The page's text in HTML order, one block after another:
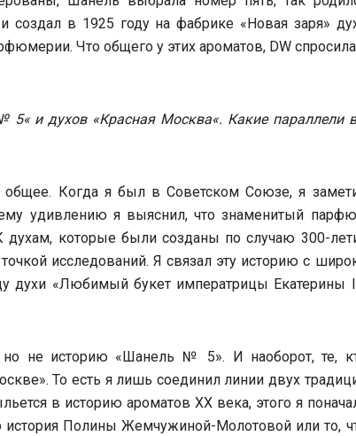
создал в 1925 году на фабрике «Новая заря»
Что общего у этих ароматов, DW
5«и духов «Красная Москва«. Какие параллели
Когда я был в Советском Союзе, я
удивлению я выяснил, что знаменитый
которые были созданы по случаю 300-
исследований. Я связал эту историю с
духи «Любимый букет императрицы Екатерины
не историю «Шанель № 5». И наоборот, те,
То есть я лишь соединил линии двух
в историю ароматов XX века, этого я
история Полины Жемчужиной-Молотовой или то,